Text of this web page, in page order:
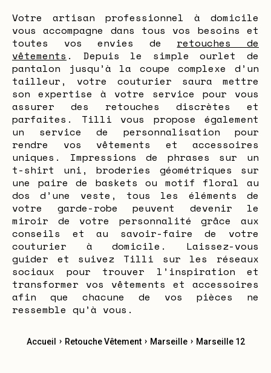
Votre artisan professionnel à domicile
vous accompagne dans tous vos besoins et
toutes vos envies de retouches de
vêtements . Depuis le simple ourlet de
pantalon jusqu’à la coupe complexe d’un
tailleur, votre couturier saura mettre
son expertise à votre service pour vous
assurer des retouches discrètes et
parfaites. Tilli vous propose également
un service de personnalisation pour
rendre vos vêtements et accessoires
uniques. Impressions de phrases sur un
t-shirt uni, broderies géométriques sur
une paire de baskets ou motif floral au
dos d’une veste, tous les éléments de
votre garde-robe peuvent devenir le
miroir de votre personnalité grâce aux
conseils et au savoir-faire de votre
couturier à domicile. Laissez-vous
guider et suivez Tilli sur les réseaux
sociaux pour trouver l’inspiration et
transformer vos vêtements et accessoires
afin que chacune de vos pièces ne
ressemble qu’à vous.
Accueil › Retouche Vêtement › Marseille › Marseille 12